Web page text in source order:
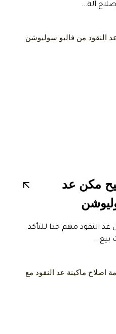
آلة...
مكن عد
النقود مهم جدا للتأكد
بيع...